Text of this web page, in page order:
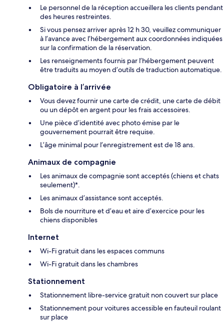
Le personnel de la réception accueillera les clients pendant
des heures restreintes.
Si vous pensez arriver après 12 h 30, veuillez communiquer
à l’avance avec l’hébergement aux coordonnées indiquées
sur la confirmation de la réservation.
Les renseignements fournis par l’hébergement peuvent
être traduits au moyen d’outils de traduction automatique.
Obligatoire à l’arrivée
Vous devez fournir une carte de crédit, une carte de débit
ou un dépôt en argent pour les frais accessoires.
Une pièce d’identité avec photo émise par le
gouvernement pourrait être requise.
L’âge minimal pour l’enregistrement est de 18 ans.
Animaux de compagnie
Les animaux de compagnie sont acceptés (chiens et chats
seulement)*.
Les animaux d’assistance sont acceptés.
Bols de nourriture et d’eau et aire d’exercice pour les
chiens disponibles
Internet
Wi-Fi gratuit dans les espaces communs
Wi-Fi gratuit dans les chambres
Stationnement
Stationnement libre-service gratuit non couvert sur place
Stationnement pour voitures accessible en fauteuil roulant
sur place